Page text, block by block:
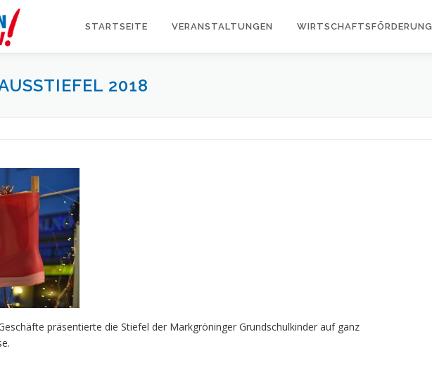
STARTSEITE VERANSTALTUNGEN WIRTSCHAFTSFÖRDERUNG
2018
präsentierte die Stiefel der Markgröninger Grundschulkinder auf ganz